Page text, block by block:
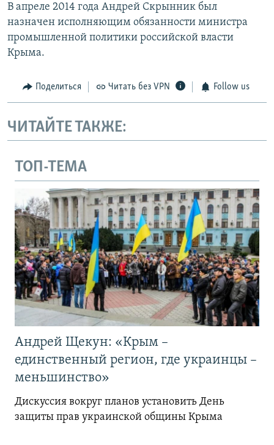
В апреле 2014 года Андрей Скрынник был
назначен исполняющим обязанности министра
промышленной политики российской власти
Крыма.
Поделиться Читать без VPN Follow us
ЧИТАЙТЕ ТАКЖЕ:
ТОП-ТЕМА
Андрей Щекун: «Крым –
единственный регион, где украинцы –
меньшинство»
Дискуссия вокруг планов установить День
защиты прав украинской общины Крыма